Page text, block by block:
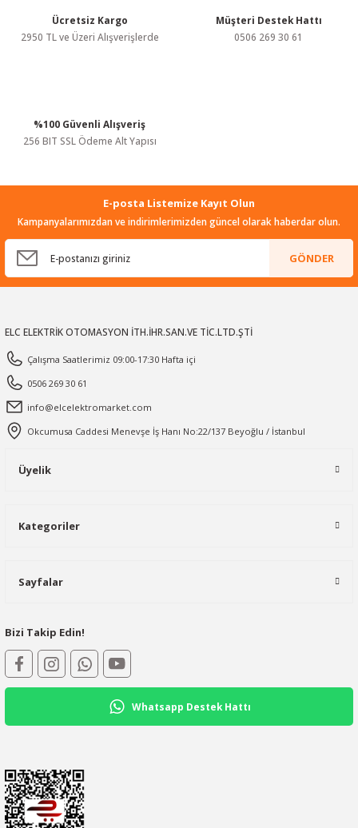
Bu ürüne benzer farklı alternatifler olmalı.
Ücretsiz Kargo
2950 TL ve Üzeri Alışverişlerde
Müşteri Destek Hattı
0506 269 30 61
%100 Güvenli Alışveriş
256 BIT SSL Ödeme Alt Yapısı
E-posta Listemize Kayıt Olun
Kampanyalarımızdan ve indirimlerimizden güncel olarak haberdar olun.
GÖNDER
ELC ELEKTRİK OTOMASYON İTH.İHR.SAN.VE TİC.LTD.ŞTİ
Çalışma Saatlerimiz 09:00-17:30 Hafta içi
0506 269 30 61
info@elcelektromarket.com
Okcumusa Caddesi Menevşe İş Hanı No:22/137 Beyoğlu / İstanbul
Üyelik
Kategoriler
Sayfalar
Bizi Takip Edin!
Whatsapp Destek Hattı